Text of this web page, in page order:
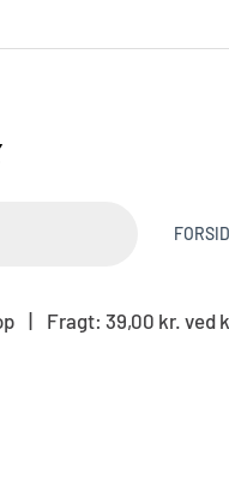
| Fragt: 39,00 kr.